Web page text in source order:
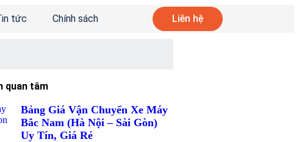
tức Chính sách Liên hệ
quan tâm
Bảng Giá Vận Chuyển Xe Máy
Bắc Nam (Hà Nội – Sài Gòn)
Uy Tín, Giá Rẻ